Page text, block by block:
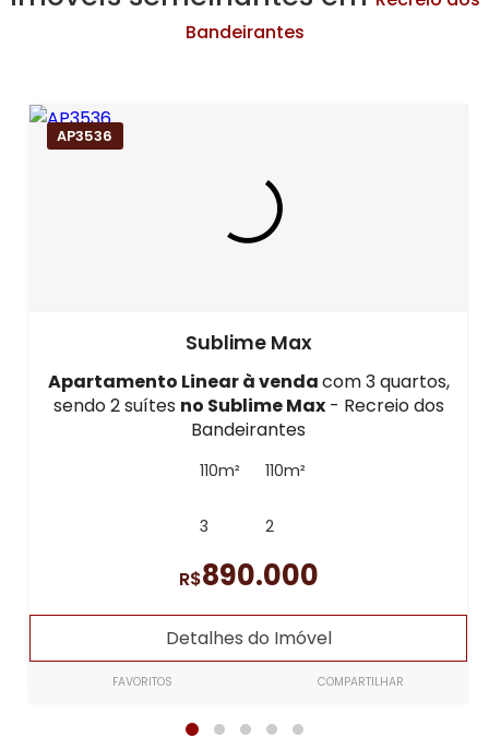
Bandeirantes
AP3536
Sublime Max
Apartamento Linear à vendacom 3 quartos,
sendo 2 suítes no Sublime Max- Recreio dos
Bandeirantes
110m² 110m²
3 2
R$890.000
Detalhes do Imóvel
FAVORITOS COMPARTILHAR